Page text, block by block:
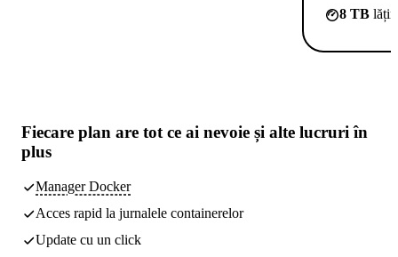
8 TB
Fiecare plan are tot ce ai nevoie și alte lucruri în
plus
Manager Docker
Acces rapid la jurnalele containerelor
Update cu un click